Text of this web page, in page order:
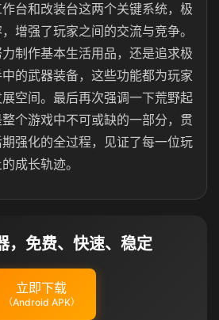
台和改装台这两个关键系统，极
增强了玩家之间的交流与竞争。
制作基本生活用品，还是追求极
的武器装备，这些功能都为玩家
空间。最后再次强调一下荒野起
个游戏中不可或缺的一部分，贯
强化的全过程，见证了每一位玩
成长轨迹。
，免费、快速、稳定
立即下载
（Android APK）